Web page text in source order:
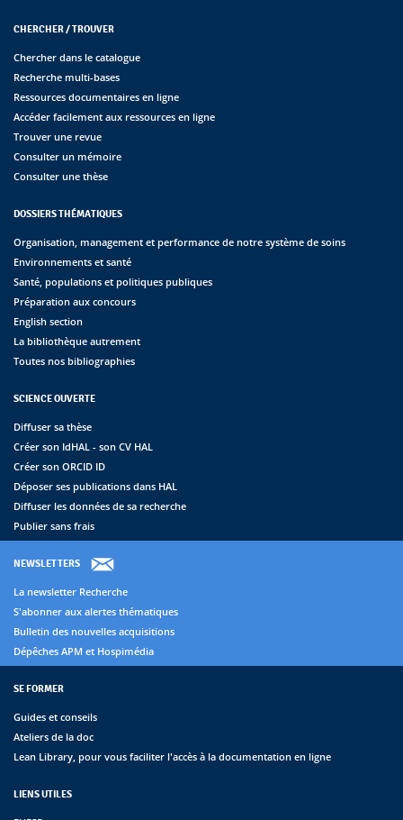
CHERCHER / TROUVER
Chercher dans le catalogue
Recherche multi-bases
Ressources documentaires en ligne
Accéder facilement aux ressources en ligne
Trouver une revue
Consulter un mémoire
Consulter une thèse
DOSSIERS THÉMATIQUES
Organisation, management et performance de notre système de soins
Environnements et santé
Santé, populations et politiques publiques
Préparation aux concours
English section
La bibliothèque autrement
Toutes nos bibliographies
SCIENCE OUVERTE
Diffuser sa thèse
Créer son IdHAL - son CV HAL
Créer son ORCID ID
Déposer ses publications dans HAL
Diffuser les données de sa recherche
Publier sans frais
NEWSLETTERS
La newsletter Recherche
S'abonner aux alertes thématiques
Bulletin des nouvelles acquisitions
Dépêches APM et Hospimédia
SE FORMER
Guides et conseils
Ateliers de la doc
Lean Library, pour vous faciliter l'accès à la documentation en ligne
LIENS UTILES